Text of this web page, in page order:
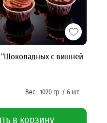
"Шоколадных с вишней
в корзину